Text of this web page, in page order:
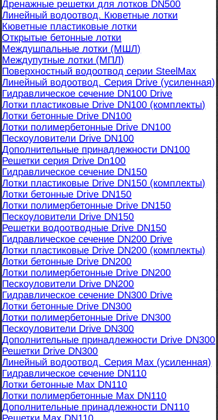
Дренажные решетки для лотков DN500
Линейный водоотвод. Кюветные лотки
Кюветные пластиковые лотки
Открытые бетонные лотки
Междушпальные лотки (МШЛ)
Междупутные лотки (МПЛ)
Поверхностный водоотвод серии SteelMax
Линейный водоотвод. Серия Drive (усиленная)
Гидравлическое сечение DN100 Drive
Лотки пластиковые Drive DN100 (комплекты)
Лотки бетонные Drive DN100
Лотки полимербетонные Drive DN100
Пескоуловители Drive DN100
Дополнительные принадлежности DN100
Решетки серия Drive Dn100
Гидравлическое сечение DN150
Лотки пластиковые Drive DN150 (комплекты)
Лотки бетонные Drive DN150
Лотки полимербетонные Drive DN150
Пескоуловители Drive DN150
Решетки водоотводные Drive DN150
Гидравлическое сечение DN200 Drive
Лотки пластиковые Drive DN200 (комплекты)
Лотки бетонные Drive DN200
Лотки полимербетонные Drive DN200
Пескоуловители Drive DN200
Гидравлическое сечение DN300 Drive
Лотки бетонные Drive DN300
Лотки полимербетонные Drive DN300
Пескоуловители Drive DN300
Дополнительные принадлежности Drive DN300
Решетки Drive DN300
Линейный водоотвод. Серия Max (усиленная)
Гидравлическое сечение DN110
Лотки бетонные Max DN110
Лотки полимербетонные Max DN110
Дополнительные принадлежности DN110